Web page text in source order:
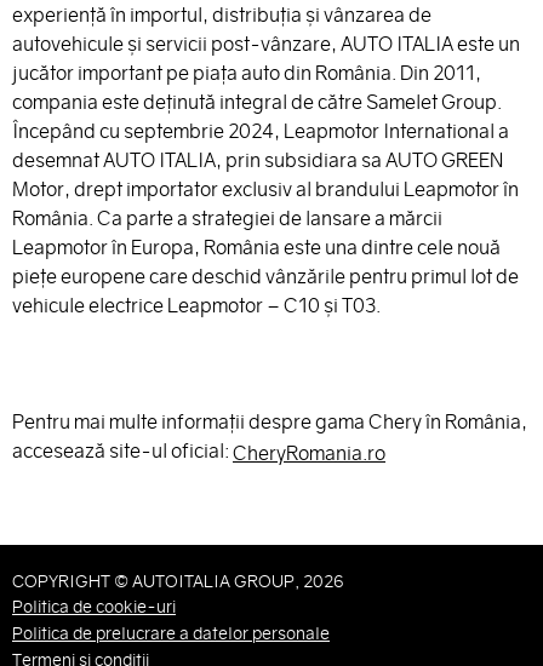
experiență în importul, distribuția și vânzarea de
autovehicule și servicii post-vânzare, AUTO ITALIA este un
jucător important pe piața auto din România. Din 2011,
compania este deținută integral de către Samelet Group.
Începând cu septembrie 2024, Leapmotor International a
desemnat AUTO ITALIA, prin subsidiara sa AUTO GREEN
Motor, drept importator exclusiv al brandului Leapmotor în
România. Ca parte a strategiei de lansare a mărcii
Leapmotor în Europa, România este una dintre cele nouă
piețe europene care deschid vânzările pentru primul lot de
vehicule electrice Leapmotor – C10 și T03.
Pentru mai multe informații despre gama Chery în România,
accesează site-ul oficial: CheryRomania.ro
COPYRIGHT © AUTOITALIA GROUP, 2026
Politica de cookie-uri
Politica de prelucrare a datelor personale
Termeni și condiții